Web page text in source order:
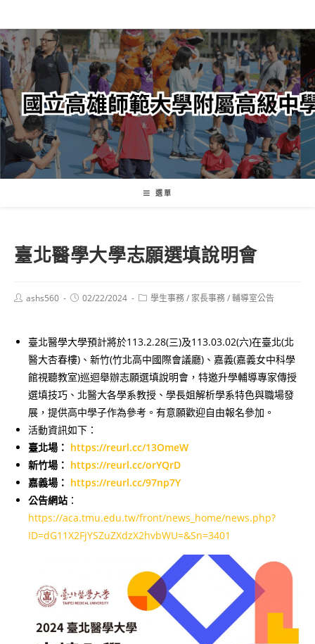
轉
至
主
內
容
選單
臺北醫學大學志願選填說明會
Postashs560
Post02/22/2024
Post學生事務/ 家長事務/輔導室公告
臺北醫學大學預計將於113.2.28(三)及113.03.02(六)在臺北(北
醫大杏春樓)、新竹(竹北高中國際會議廳)、嘉義(嘉義女中科學
館視聽教室)巡迴舉辦志願選填說明會，特邀升學輔導專家傳授
選填技巧、北醫大各學系教授、學長姐解析學系特色與職場發
展，提供高中學子作為參考。有意願歡迎自由報名參加。
活動資訊如下：
臺北場： https://reurl.cc/13OmeW
新竹場： https://reurl.cc/orYQrD
嘉義場： https://reurl.cc/97np7Y
公告網站 ：
https://aca.tmu.edu.tw/front/news_home/news.php?
ID=dG11X2FjYSZuZXdzX2hvbWU=&Sn=3401